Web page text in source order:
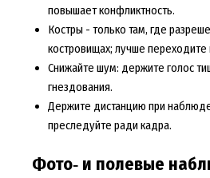
повышает конфликтность.
Костры - только там, где
костровищах; лучше переходите
Снижайте шум: держите голос
гнездования.
Держите дистанцию при
преследуйте ради кадра.
Фото‑ и полевые